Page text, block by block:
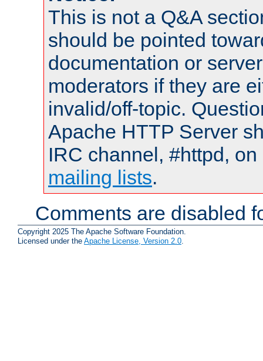
This is not a Q&A
should be pointed
documentation or
moderators if they are
invalid/off-topic.
Apache HTTP Server
IRC channel, #httpd,
mailing lists.
Comments are disabled
Copyright 2025 The Apache Software Foundation.
Licensed under the Apache License, Version 2.0